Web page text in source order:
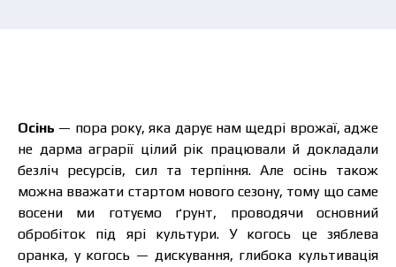
Осінь — пора року, яка дарує нам щедрі врожаї, адже
не дарма аграрії цілий рік працювали й докладали
безліч ресурсів, сил та терпіння. Але осінь також
можна вважати стартом нового сезону, тому що саме
восени ми готуємо ґрунт, проводячи основний
обробіток під ярі культури. У когось це зяблева
оранка, у когось — дискування, глибока культивація